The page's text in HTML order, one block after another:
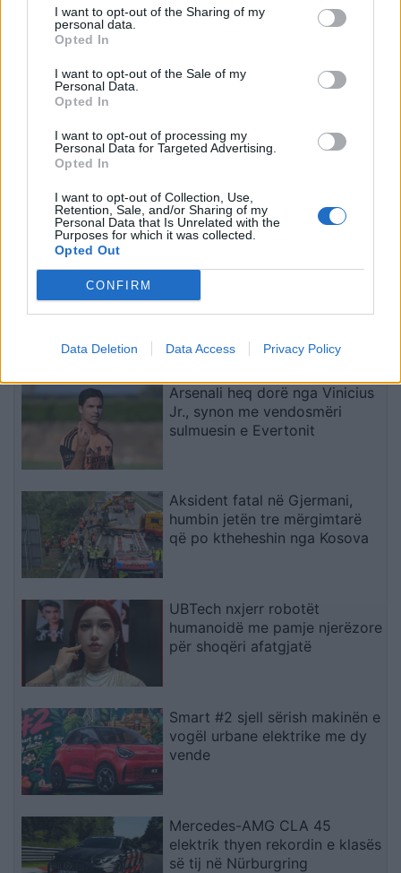
I want to opt-out of the Sharing of my
personal data.
Opted In
I want to opt-out of the Sale of my
Personal Data.
Opted In
I want to opt-out of processing my
Personal Data for Targeted Advertising.
Opted In
I want to opt-out of Collection, Use,
Retention, Sale, and/or Sharing of my
Personal Data that Is Unrelated with the
Purposes for which it was collected.
Opted Out
CONFIRM
Data Deletion Data Access Privacy Policy
Infermierja shqiptare në
Itali shpërthen në lot në
protestë: Pacientët
kurim jashtë vendit
Video/ Dy të vrarë dhe 13
të plagosur nga
Konflikt për shërbimin në
një hotel në Dhërmi, ish-
zyrtari i Policisë dyshohet
dhe administratorin
Osman Stafa thirrje
Mbi partitë të vendosim
koha e brezit të ri
të fundit
Arsenali heq dorë nga Vinicius
Jr., synon me vendosmëri
sulmuesin e Evertonit
Aksident fatal në Gjermani,
humbin jetën tre mërgimtarë
që po ktheheshin nga Kosova
UBTech nxjerr robotët
humanoidë me pamje njerëzore
për shoqëri afatgjatë
Smart #2 sjell sërish makinën e
vogël urbane elektrike me dy
vende
Mercedes-AMG CLA 45
elektrik thyen rekordin e klasës
së tij në Nürburgring